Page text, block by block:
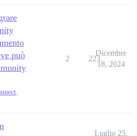
può
,
2 223
Dicembre
18, 2024
Luglio 25,